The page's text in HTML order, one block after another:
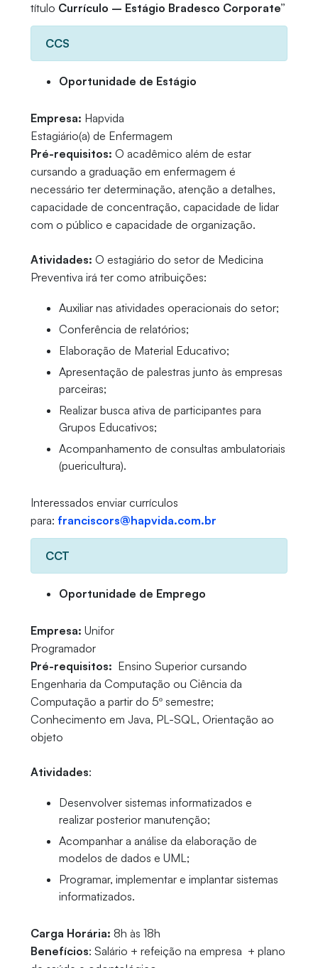
título Currículo – Estágio Bradesco Corporate”
CCS
Oportunidade de Estágio
Empresa: Hapvida
Estagiário(a) de Enfermagem
Pré-requisitos: O acadêmico além de estar
cursando a graduação em enfermagem é
necessário ter determinação, atenção a detalhes,
capacidade de concentração, capacidade de lidar
com o público e capacidade de organização.
Atividades: O estagiário do setor de Medicina
Preventiva irá ter como atribuições:
Auxiliar nas atividades operacionais do setor;
Conferência de relatórios;
Elaboração de Material Educativo;
Apresentação de palestras junto às empresas
parceiras;
Realizar busca ativa de participantes para
Grupos Educativos;
Acompanhamento de consultas ambulatoriais
(puericultura).
Interessados enviar currículos
para: franciscors@hapvida.com.br
CCT
Oportunidade de Emprego
Empresa: Unifor
Programador
Pré-requisitos: Ensino Superior cursando
Engenharia da Computação ou Ciência da
Computação a partir do 5º semestre;
Conhecimento em Java, PL-SQL, Orientação ao
objeto
Atividades:
Desenvolver sistemas informatizados e
realizar posterior manutenção;
Acompanhar a análise da elaboração de
modelos de dados e UML;
Programar, implementar e implantar sistemas
informatizados.
Carga Horária: 8h às 18h
Benefícios: Salário + refeição na empresa + plano